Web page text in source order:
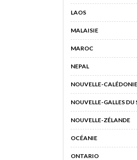
LAOS
MALAISIE
MAROC
NEPAL
NOUVELLE-CALÉDONIE
NOUVELLE-GALLES DU
NOUVELLE-ZÉLANDE
OCÉANIE
ONTARIO